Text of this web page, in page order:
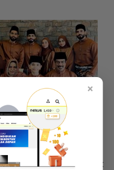
di India,
‘appointment’ untuk
×